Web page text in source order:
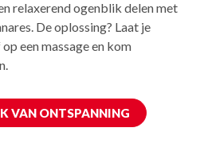
relaxerend ogenblik delen met
De oplossing? Laat je
een massage en kom
VAN ONTSPANNING